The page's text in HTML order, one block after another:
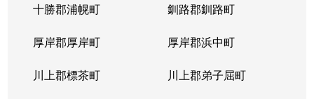
十勝郡浦幌町 釧路郡釧路町
厚岸郡厚岸町 厚岸郡浜中町
川上郡標茶町 川上郡弟子屈町